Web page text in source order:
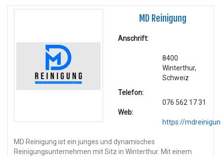
MD Reinigung
Anschrift:
8400
Winterthur,
Schweiz
Telefon:
076 562 17 31
Web:
https://
MD Reinigung ist ein junges und dynamisches
Reinigungsunternehmen mit Sitz in Winterthur. Mit einem